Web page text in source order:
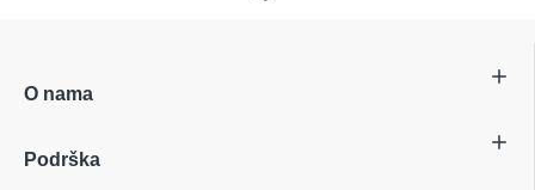
O nama
Podrška